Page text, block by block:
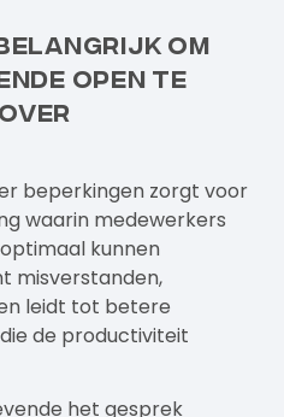
om
open te
beperkingen zorgt voor
waarin medewerkers
kunnen
misverstanden,
leidt tot betere
de productiviteit
het gesprek